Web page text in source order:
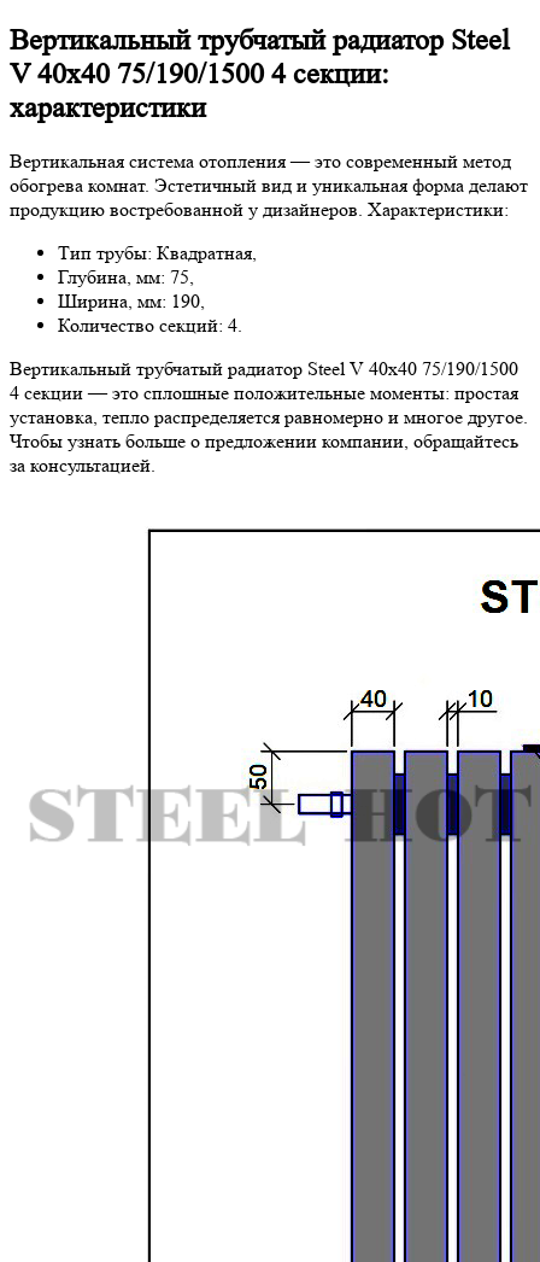
Вертикальный трубчатый радиатор Steel
V 40х40 75/190/1500 4 секции:
характеристики
Вертикальная система отопления — это современный метод
обогрева комнат. Эстетичный вид и уникальная форма делают
продукцию востребованной у дизайнеров. Характеристики:
Тип трубы: Квадратная,
Глубина, мм: 75,
Ширина, мм: 190,
Количество секций: 4.
Вертикальный трубчатый радиатор Steel V 40х40 75/190/1500
4 секции — это сплошные положительные моменты: простая
установка, тепло распределяется равномерно и многое другое.
Чтобы узнать больше о предложении компании, обращайтесь
за консультацией.